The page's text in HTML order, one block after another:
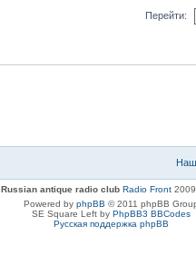
Перейти:
Russian antique radio club Radio Front
Powered by phpBB © 2011 phpBB
SE Square Left by PhpBB3 BBCodes
Русская поддержка phpBB